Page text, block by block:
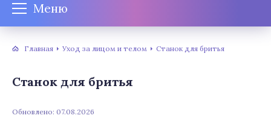
Меню
Главная Уход за лицом и телом Станок для бритья
Станок для бритья
Обновлено: 07.08.2026